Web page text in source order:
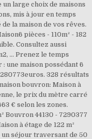
large choix de maisons
mis à jour en temps
la maison de vos rêves.
pièces - 110m² - 182
Consultez aussi
... Prenez le temps
une maison possédant 6
328 résultats
bouvron: Maison à
le prix du mètre carré
€ selon les zones.
Bouvron 44130 - 7290377
à étage de 122 m²
un séjour traversant de 50